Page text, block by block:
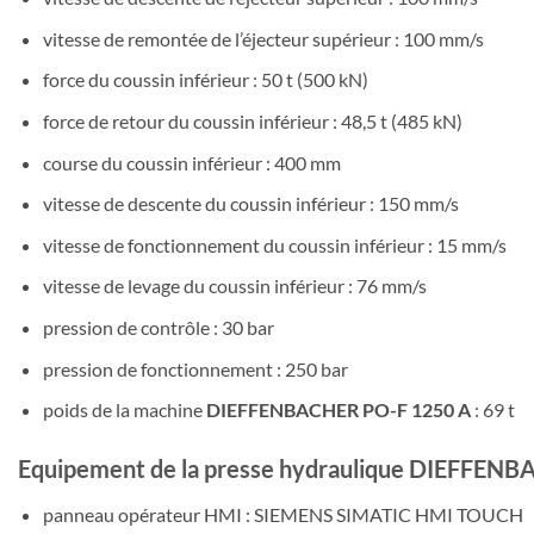
vitesse de remontée de l’éjecteur supérieur : 100 mm/s
force du coussin inférieur : 50 t (500 kN)
force de retour du coussin inférieur : 48,5 t (485 kN)
course du coussin inférieur : 400 mm
vitesse de descente du coussin inférieur : 150 mm/s
vitesse de fonctionnement du coussin inférieur : 15 mm/s
vitesse de levage du coussin inférieur : 76 mm/s
pression de contrôle : 30 bar
pression de fonctionnement : 250 bar
poids de la machine DIEFFENBACHER PO-F 1250 A: 69 t
Equipement de la presse hydraulique
panneau opérateur HMI : SIEMENS SIMATIC HMI TOUCH